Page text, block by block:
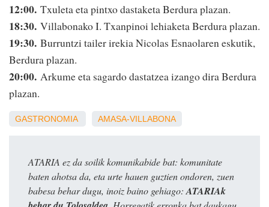
12:00. Txuleta eta pintxo dastaketa Berdura plazan.
18:30. Villabonako I. Txanpinoi lehiaketa Berdura plazan.
19:30. Burruntzi tailer irekia Nicolas Esnaolaren eskutik,
Berdura plazan.
20:00. Arkume eta sagardo dastatzea izango dira Berdura
plazan.
GASTRONOMIA AMASA-VILLABONA
ATARIA ez da soilik komunikabide bat: komunitate
baten ahotsa da, eta urte hauen guztien ondoren, zuen
babesa behar dugu, inoiz baino gehiago: ATARIAk